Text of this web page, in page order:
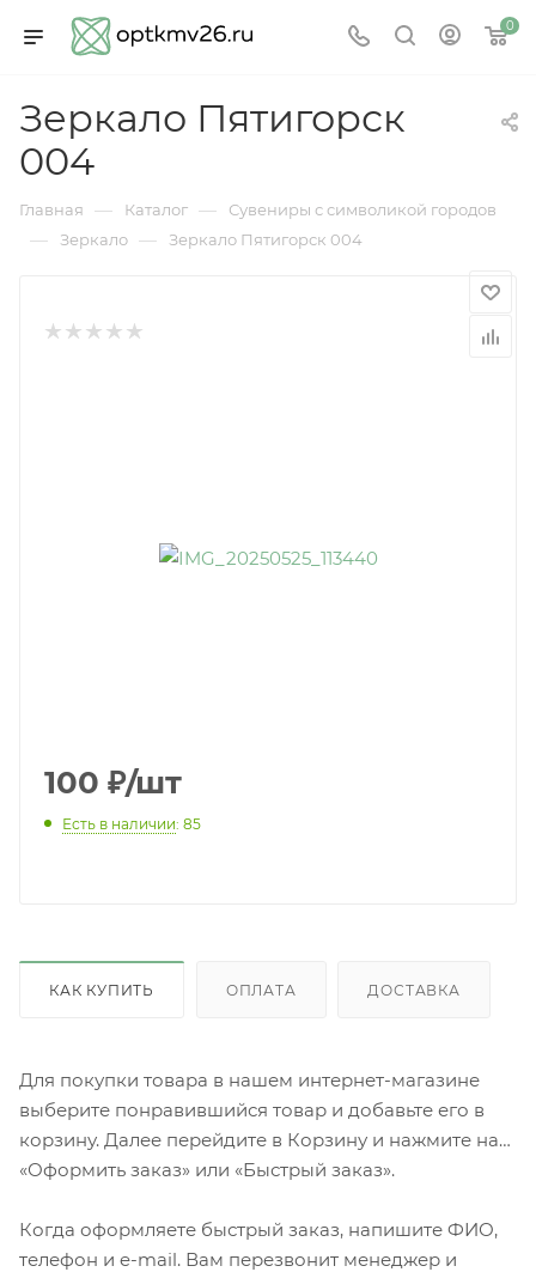
0
Зеркало Пятигорск
004
Главная — Каталог — Сувениры с символикой городов
— Зеркало — Зеркало Пятигорск 004
100 ₽/шт
Есть в наличии: 85
КАК КУПИТЬ ОПЛАТА ДОСТАВКА
Для покупки товара в нашем интернет-магазине
выберите понравившийся товар и добавьте его в
корзину. Далее перейдите в Корзину и нажмите на
«Оформить заказ» или «Быстрый заказ».
Когда оформляете быстрый заказ, напишите ФИО,
телефон и e-mail. Вам перезвонит менеджер и